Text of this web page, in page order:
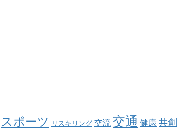
スポーツ リスキリング 交流 交通 健康 共創